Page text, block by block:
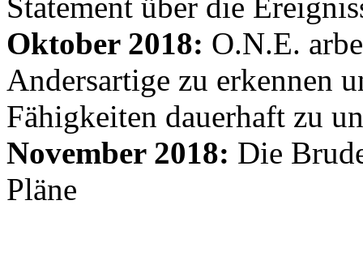
Oktober 2018: O.N.E.
Andersartige zu erkennen
Fähigkeiten dauerhaft zu
November 2018: Die
Pläne